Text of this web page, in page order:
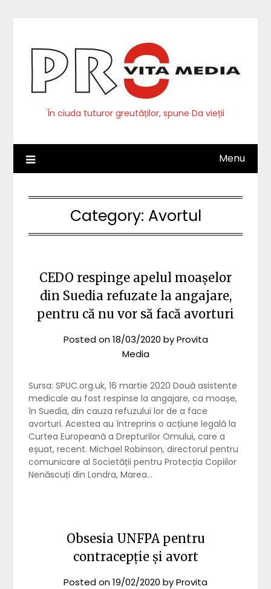
În ciuda tuturor greutăților, spune Da vieții
Menu
Category: Avortul
CEDO respinge apelul moașelor
din Suedia refuzate la angajare,
pentru că nu vor să facă avorturi
Posted on18/03/2020 byProvita
Media
Sursa: SPUC.org.uk, 16 martie 2020 Două asistente
medicale au fost respinse la angajare, ca moașe,
în Suedia, din cauza refuzului lor de a face
avorturi. Acestea au întreprins o acțiune legală la
Curtea Europeană a Drepturilor Omului, care a
eșuat, recent. Michael Robinson, directorul pentru
comunicare al Societății pentru Protecția Copiilor
Nenăscuți din Londra, Marea…
Obsesia UNFPA pentru
contracepție și avort
Posted on19/02/2020 byProvita